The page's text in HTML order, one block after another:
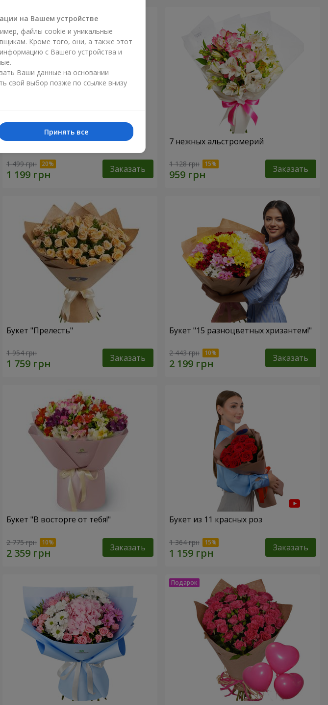
Букет "Яркие солнышки!"
1 499 грн Заказать
7 нежных альстромерий
1 128 грн Заказать
Букет "Прелесть"
1 954 грн Заказать
Букет "15 разноцветных хризантем!"
2 443 грн Заказать
Букет "В восторге от тебя!"
2 775 грн Заказать
Букет из 11 красных роз
1 364 грн Заказать
на Вашем устройстве
файлы cookie и уникальные
Кроме того, они, а также этот
с Вашего устройства и
Ваши данные на основании
свой выбор позже по ссылке внизу
Принять все